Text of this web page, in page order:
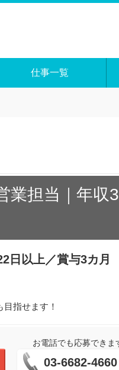
仕事一覧
業担当｜年収
日以上／賞与3カ月
指せます！
お電話でも応募できま
03-6682-4660